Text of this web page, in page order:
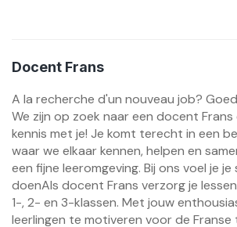
Docent Frans
A la recherche d'un nouveau job?
We zijn op zoek naar een docent Frans
kennis met je! Je komt terecht in een
waar we elkaar kennen, helpen en
een fijne leeromgeving. Bij ons voel je
doenAls docent Frans verzorg je
1-, 2- en 3-klassen. Met jouw
leerlingen te motiveren voor de Franse